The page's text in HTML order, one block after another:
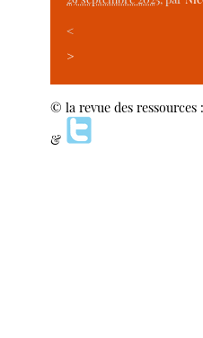
<
>
© la revue des
&